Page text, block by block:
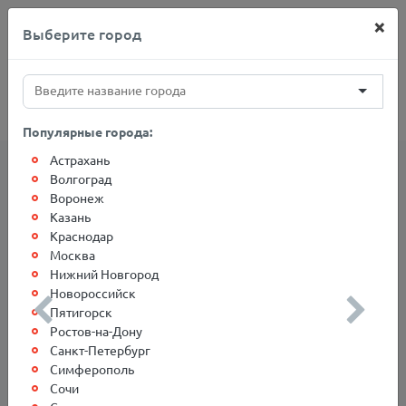
+7(812)767-20-27
Сотрудники Компании в
г.Мариуполь (ДНР)
Сотрудники
Cотрудники "БСД" в
Выберите город ×
Популярные города:
Астрахань
Волгоград
Воронеж
Казань
Краснодар
Москва
Нижний Новгород
Новороссийск
Пятигорск
Ростов-на-Дону
Санкт-Петербург
Симферополь
Сочи